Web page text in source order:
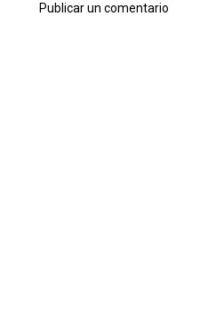
Publicar un comentario